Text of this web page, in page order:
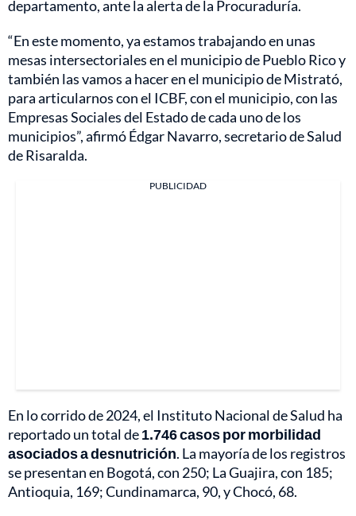
departamento, ante la alerta de la Procuraduría.
“En este momento, ya estamos trabajando en unas
mesas intersectoriales en el municipio de Pueblo Rico y
también las vamos a hacer en el municipio de Mistrató,
para articularnos con el ICBF, con el municipio, con las
Empresas Sociales del Estado de cada uno de los
municipios”, afirmó Édgar Navarro, secretario de Salud
de Risaralda.
PUBLICIDAD
En lo corrido de 2024, el Instituto Nacional de Salud ha
reportado un total de1.746 casos por morbilidad
asociados a desnutrición. La mayoría de los registros
se presentan en Bogotá, con 250; La Guajira, con 185;
Antioquia, 169; Cundinamarca, 90, y Chocó, 68.